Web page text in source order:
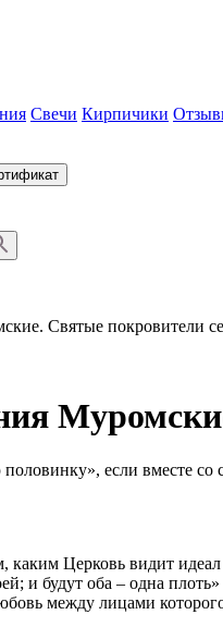
Свечи Кирпичики
Святые покровители
если вместе со
Церковь видит
и будут оба – одна
между лицами